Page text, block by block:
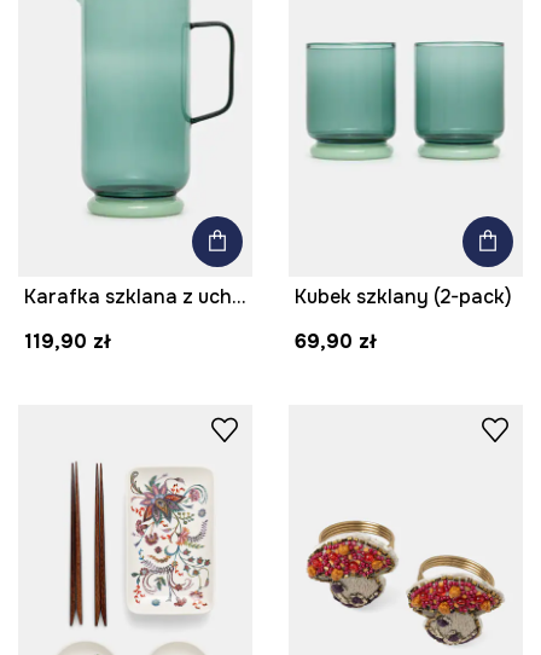
Karafka szklana z uchwytem
119,90 zł
Kubek szklany (2-pack)
69,90 zł